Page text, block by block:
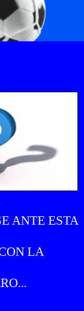
ANTE ESTA
LA